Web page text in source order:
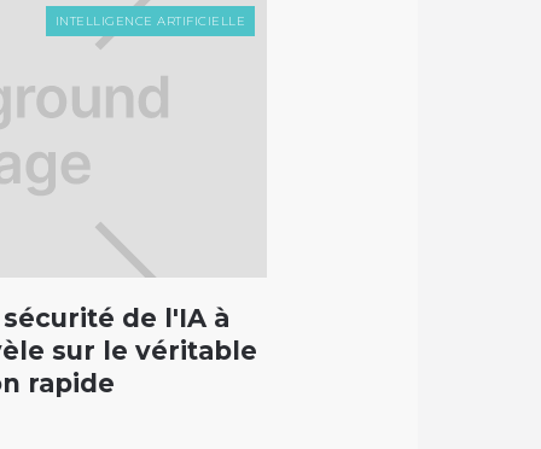
INTELLIGENCE ARTIFICIELLE
de l'IA à
sur le véritable
rapide